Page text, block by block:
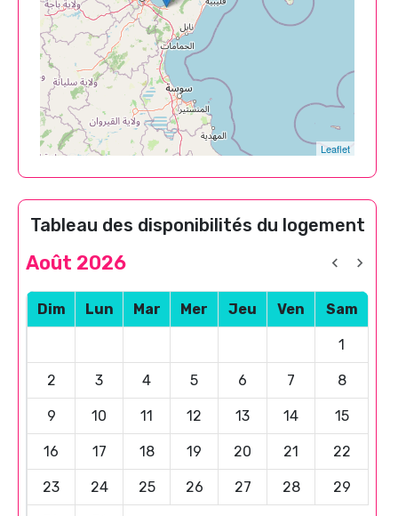
Leaflet
Tableau des disponibilités du logement
Août 2026
Dim Lun Mar Mer Jeu Ven Sam
1
2 3 4 5 6 7 8
9 10 11 12 13 14 15
16 17 18 19 20 21 22
23 24 25 26 27 28 29